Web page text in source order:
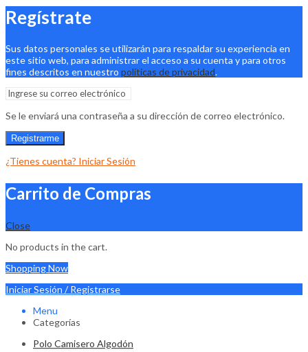
Regístrate
Sus datos personales se utilizarán para respaldar su experiencia en
este sitio web, para administrar el acceso a su cuenta y para otros
fines descritos en nuestro políticas de privacidad.
Se le enviará una contraseña a su dirección de correo electrónico.
Registrarme
¿Tienes cuenta? Iniciar Sesión
Carrito de Compras
Close
No products in the cart.
Shopping Now
Iniciar Sesión / Registrarse
Menu
Categorías
Polo Camisero Algodón